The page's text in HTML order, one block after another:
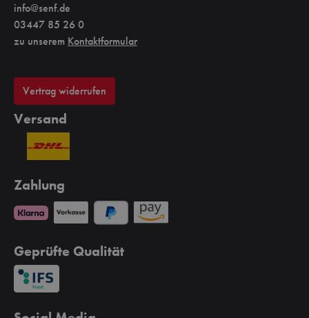
info@senf.de
03447 85 26 0
zu unserem Kontaktformular
Vertrag widerrufen
Versand
Zahlung
Geprüfte Qualität